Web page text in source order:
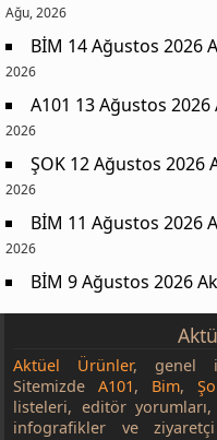
Ağu, 2026
BİM 14 Ağustos 2026
2026
A101 13 Ağustos
2026
ŞOK 12 Ağustos
2026
BİM 11 Ağustos 2026
2026
BİM 9 Ağustos 2026
Aktüel Ürünler, genel
SitemizdeA101, Bim,
listeleri, editör
infografikler ve